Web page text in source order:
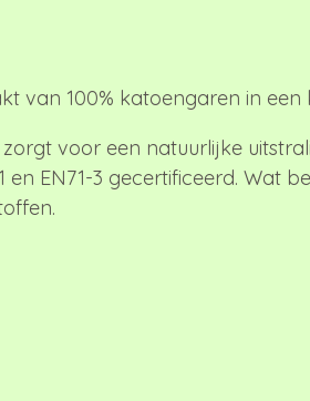
van 100% katoengaren in een
zorgt voor een natuurlijke
en EN71-3 gecertificeerd.